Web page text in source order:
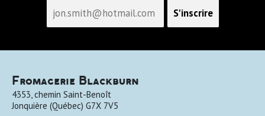
Fromagerie Blackburn
4353, chemin Saint-Benoît
Jonquière (Québec) G7X 7V5